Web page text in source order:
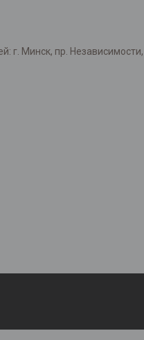
г. Минск, пр. Независимости,